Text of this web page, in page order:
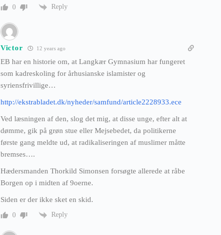
0 Reply
Victor 12 years ago
EB har en historie om, at Langkær Gymnasium har fungeret
som kadreskoling for århusianske islamister og
syriensfrivillige…
http://ekstrabladet.dk/nyheder/samfund/article2228933.ece
Ved læsningen af den, slog det mig, at disse unge, efter alt at
dømme, gik på grøn stue eller Mejsebedet, da politikerne
første gang meldte ud, at radikaliseringen af muslimer måtte
bremses….
Hædersmanden Thorkild Simonsen forsøgte allerede at råbe
Borgen op i midten af 9oerne.
Siden er der ikke sket en skid.
0 Reply